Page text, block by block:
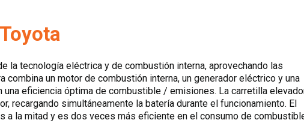
la tecnología eléctrica y de combustión interna, aprovechando las
un motor de combustión interna, un generador eléctrico y una
eficiencia óptima de combustible / emisiones. La carretilla
recargando simultáneamente la batería durante el funcionamiento. El
a la mitad y es dos veces más eficiente en el consumo de